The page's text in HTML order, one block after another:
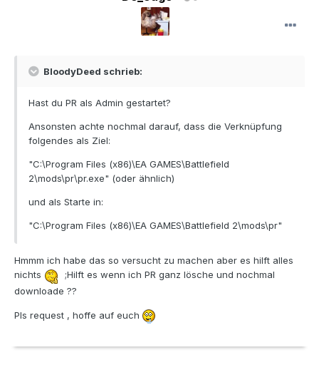
BloodyDeed schrieb:
Hast du PR als Admin gestartet?
Ansonsten achte nochmal darauf, dass die Verknüpfung
folgendes als Ziel:
"C:\Program Files (x86)\EA GAMES\Battlefield
2\mods\pr\pr.exe" (oder ähnlich)
und als Starte in:
"C:\Program Files (x86)\EA GAMES\Battlefield 2\mods\pr"
Hmmm ich habe das so versucht zu machen aber es hilft alles
nichts
;Hilft es wenn ich PR ganz lösche und nochmal
downloade ??
Pls request , hoffe auf euch